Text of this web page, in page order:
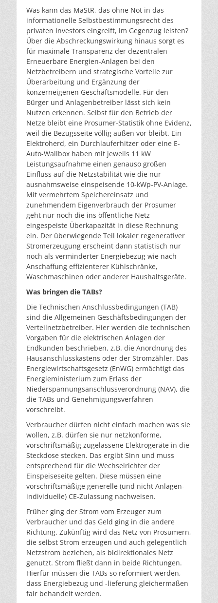
Was kann das MaStR, das ohne Not in das
informationelle Selbstbestimmungsrecht des
privaten Investors eingreift, im Gegenzug leisten?
Über die Abschreckungswirkung hinaus sorgt es
für maximale Transparenz der dezentralen
Erneuerbare Energien-Anlagen bei den
Netzbetreibern und strategische Vorteile zur
Überarbeitung und Ergänzung der
konzerneigenen Geschäftsmodelle. Für den
Bürger und Anlagenbetreiber lässt sich kein
Nutzen erkennen. Selbst für den Betrieb der
Netze bleibt eine Prosumer-Statistik ohne Evidenz,
weil die Bezugsseite völlig außen vor bleibt. Ein
Elektroherd, ein Durchlauferhitzer oder eine E-
Auto-Wallbox haben mit jeweils 11 kW
Leistungsaufnahme einen genauso großen
Einfluss auf die Netzstabilität wie die nur
ausnahmsweise einspeisende 10-kWp-PV-Anlage.
Mit vermehrtem Speichereinsatz und
zunehmendem Eigenverbrauch der Prosumer
geht nur noch die ins öffentliche Netz
eingespeiste Überkapazität in diese Rechnung
ein. Der überwiegende Teil lokaler regenerativer
Stromerzeugung erscheint dann statistisch nur
noch als verminderter Energiebezug wie nach
Anschaffung effizienterer Kühlschränke,
Waschmaschinen oder anderer Haushaltsgeräte.
Was bringen die TABs?
Die Technischen Anschlussbedingungen (TAB)
sind die Allgemeinen Geschäftsbedingungen der
Verteilnetzbetreiber. Hier werden die technischen
Vorgaben für die elektrischen Anlagen der
Endkunden beschrieben, z.B. die Anordnung des
Hausanschlusskastens oder der Stromzähler. Das
Energiewirtschaftsgesetz (EnWG) ermächtigt das
Energieministerium zum Erlass der
Niederspannungsanschlussverordnung (NAV), die
die TABs und Genehmigungsverfahren
vorschreibt.
Verbraucher dürfen nicht einfach machen was sie
wollen, z.B. dürfen sie nur netzkonforme,
vorschriftsmäßig zugelassene Elektrogeräte in die
Steckdose stecken. Das ergibt Sinn und muss
entsprechend für die Wechselrichter der
Einspeiseseite gelten. Diese müssen eine
vorschriftsmäßige generelle (und nicht Anlagen-
individuelle) CE-Zulassung nachweisen.
Früher ging der Strom vom Erzeuger zum
Verbraucher und das Geld ging in die andere
Richtung. Zukünftig wird das Netz von Prosumern,
die selbst Strom erzeugen und auch gelegentlich
Netzstrom beziehen, als bidirektionales Netz
genutzt. Strom fließt dann in beide Richtungen.
Hierfür müssen die TABs so reformiert werden,
dass Energiebezug und -lieferung gleichermaßen
fair behandelt werden.